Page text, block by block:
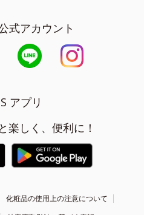
式アカウント
アプリ
楽しく、便利に！
化粧品の使用上の注意について